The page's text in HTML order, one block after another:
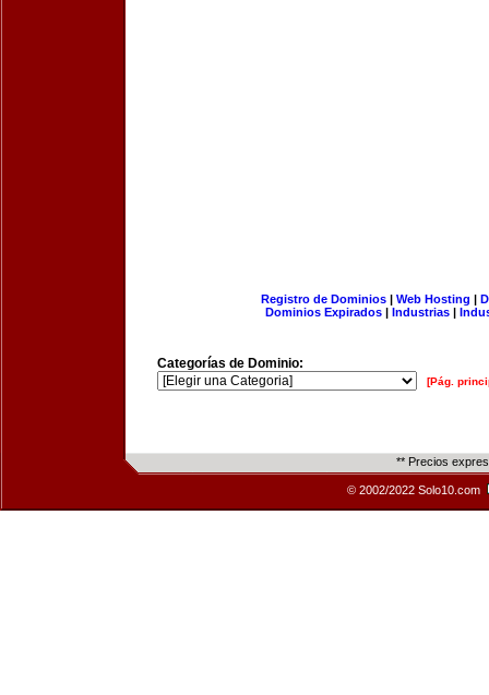
Registro de Dominios| Web Hosting |
Dominios Expirados | Industrias |
Categorías de Dominio:
[Pág.
** Precios
© 2002/2022 Solo10.com